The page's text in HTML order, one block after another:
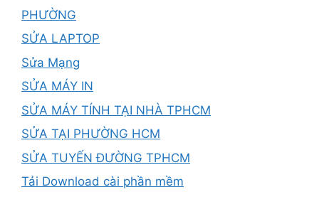
PHƯỜNG
SỬA LAPTOP
Sửa Mạng
SỬA MÁY IN
SỬA MÁY TÍNH TẠI NHÀ TPHCM
SỬA TẠI PHƯỜNG HCM
SỬA TUYẾN ĐƯỜNG TPHCM
Tải Download cài phần mềm